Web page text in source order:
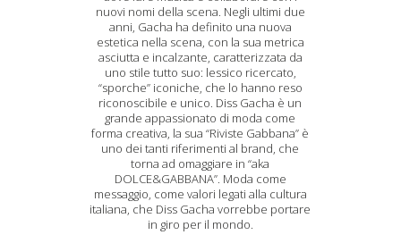
nuovi nomi della scena. Negli ultimi due
anni, Gacha ha definito una nuova
estetica nella scena, con la sua metrica
asciutta e incalzante, caratterizzata da
uno stile tutto suo: lessico ricercato,
“sporche” iconiche, che lo hanno reso
riconoscibile e unico. Diss Gacha è un
grande appassionato di moda come
forma creativa, la sua “Riviste Gabbana” è
uno dei tanti riferimenti al brand, che
torna ad omaggiare in “aka
DOLCE&GABBANA”. Moda come
messaggio, come valori legati alla cultura
italiana, che Diss Gacha vorrebbe portare
in giro per il mondo.